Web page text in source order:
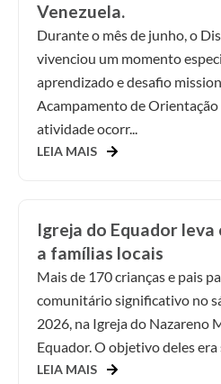
Venezuela.
Durante o mês de junho, o
vivenciou um momento
aprendizado e desafio
Acampamento de
atividade ocorr...
LEIA MAIS
Igreja do Equador
a famílias locais
Mais de 170 crianças e pais
comunitário significativo no
2026, na Igreja do Nazareno
Equador. O objetivo deles era
LEIA MAIS